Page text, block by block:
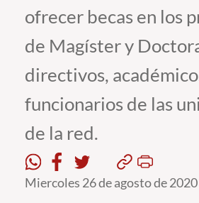
Formación Continua
Estudiantes
Académicos
Funcionarios
Alumni
ofrecer becas en los
de Magíster y
directivos,
funcionarios de las
de la red.
Miercoles 26 de agosto de 2020